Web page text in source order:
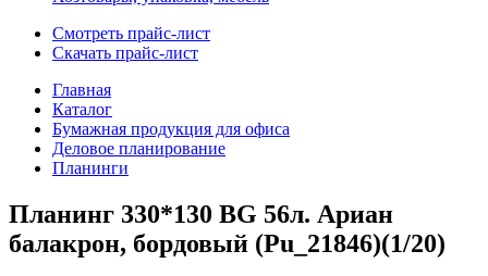
Смотреть прайс-лист
Скачать прайс-лист
Главная
Каталог
Бумажная продукция для офиса
Деловое планирование
Планинги
Планинг 330*130 BG 56л. Ариан
балакрон, бордовый (Pu_21846)(1/20)